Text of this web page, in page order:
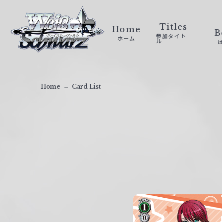
ァ
Home
ホーム
Titles
参加タイト
ル
Home Card List